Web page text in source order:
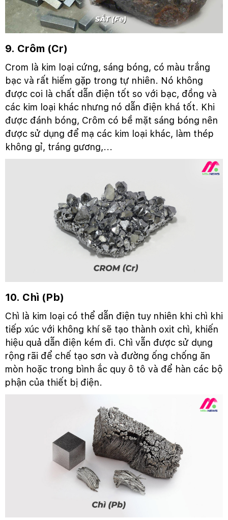
9. Crôm (Cr)
Crom là kim loại cứng, sáng bóng, có màu trắng
bạc và rất hiếm gặp trong tự nhiên. Nó không
được coi là chất dẫn điện tốt so với bạc, đồng và
các kim loại khác nhưng nó dẫn điện khá tốt. Khi
được đánh bóng, Crôm có bề mặt sáng bóng nên
được sử dụng để mạ các kim loại khác, làm thép
không gỉ, tráng gương,...
10. Chì (Pb)
Chì là kim loại có thể dẫn điện tuy nhiên khi chì khi
tiếp xúc với không khí sẽ tạo thành oxit chì, khiến
hiệu quả dẫn điện kém đi. Chì vẫn được sử dụng
rộng rãi để chế tạo sơn và đường ống chống ăn
mòn hoặc trong bình ắc quy ô tô và để hàn các bộ
phận của thiết bị điện.